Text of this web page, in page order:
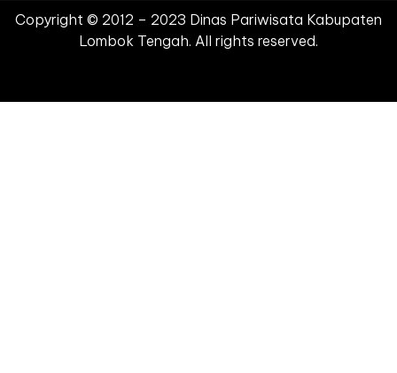
Copyright © 2012 – 2023 Dinas Pariwisata Kabupaten
Lombok Tengah. All rights reserved.